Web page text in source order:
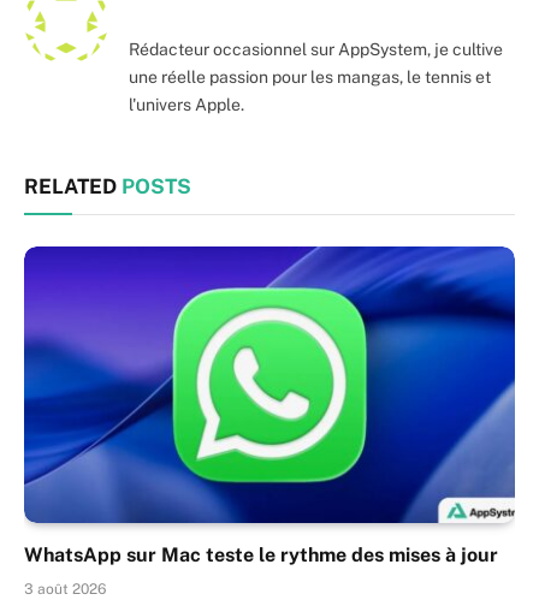
Rédacteur occasionnel sur AppSystem, je cultive
une réelle passion pour les mangas, le tennis et
l'univers Apple.
RELATED POSTS
WhatsApp sur Mac teste le rythme des mises à jour
3 août 2026